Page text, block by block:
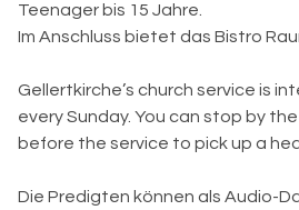
Teenager bis 15 Jahre.
Im Anschluss bietet das Bistro
Gellertkirche’s church service is
every Sunday. You can stop by
before the service to pick up a
Die Predigten können als Audio-